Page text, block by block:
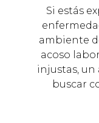
Si estás
ambiente
acoso
injustas, un
buscar